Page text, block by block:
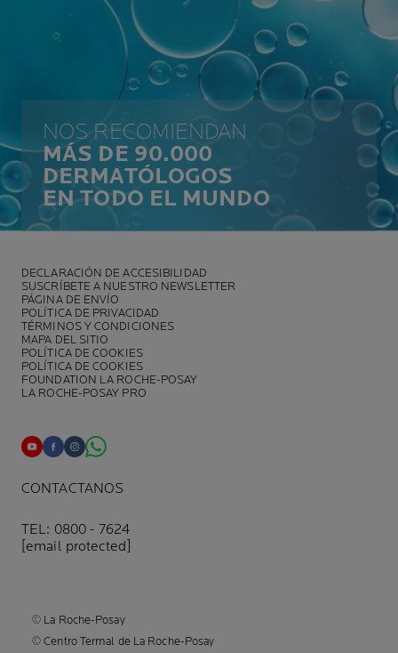
NOS RECOMIENDAN
MÁS DE 90.000
DERMATÓLOGOS
EN TODO EL MUNDO
DECLARACIÓN DE ACCESIBILIDAD
SUSCRÍBETE A NUESTRO NEWSLETTER
PÁGINA DE ENVÍO
POLÍTICA DE PRIVACIDAD
TÉRMINOS Y CONDICIONES
MAPA DEL SITIO
POLÍTICA DE COOKIES
POLÍTICA DE COOKIES
FOUNDATION LA ROCHE-POSAY
LA ROCHE-POSAY PRO
CONTACTANOS
TEL: 0800 - 7624
[email protected]
© La Roche-Posay
© Centro Termal de La Roche-Posay